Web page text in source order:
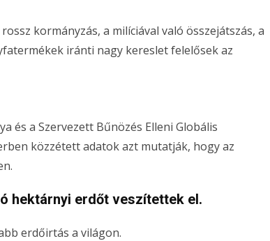
kormányzás, a milíciával való összejátszás, a
iránti nagy kereslet felelősek az
és a Szervezett Bűnözés Elleni Globális
közzétett adatok azt mutatják, hogy az
hektárnyi erdőt veszítettek el.
erdőirtás a világon.